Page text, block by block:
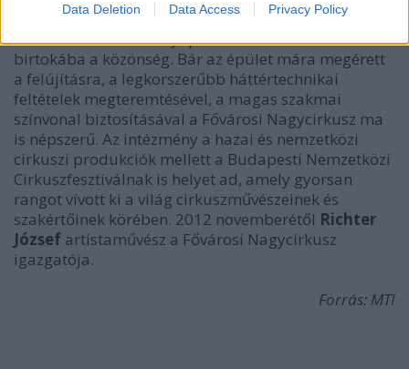
Data Deletion Data Access Privacy Policy
A Fővárosi Nagycirkusz 1971-re készült el, az akkor
modernnek számító új épületet örömmel vette
birtokába a közönség. Bár az épület mára megérett
a felújításra, a legkorszerűbb háttértechnikai
feltételek megteremtésével, a magas szakmai
színvonal biztosításával a Fővárosi Nagycirkusz ma
is népszerű. Az intézmény a hazai és nemzetközi
cirkuszi produkciók mellett a Budapesti Nemzetközi
Cirkuszfesztiválnak is helyet ad, amely gyorsan
rangot vívott ki a világ cirkuszművészeinek és
szakértőinek körében. 2012 novemberétől Richter
József artistaművész a Fővárosi Nagycirkusz
igazgatója.
Forrás: MTI